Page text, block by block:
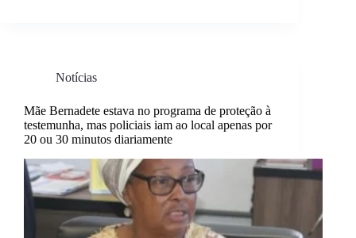
Notícias
Mãe Bernadete estava no programa de proteção à
testemunha, mas policiais iam ao local apenas por
20 ou 30 minutos diariamente